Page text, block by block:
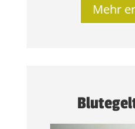
Mehr